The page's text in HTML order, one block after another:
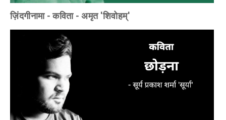
ज़िंदगीनामा - कविता - अमृत 'शिवोहम्'